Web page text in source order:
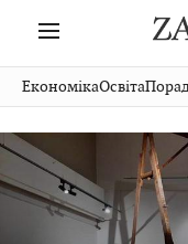
Івано-
Франківськ
Тернопіль
Волинь
Закарпаття
Рівне
Львів
Чернівці
ЕкономікаОсвіта